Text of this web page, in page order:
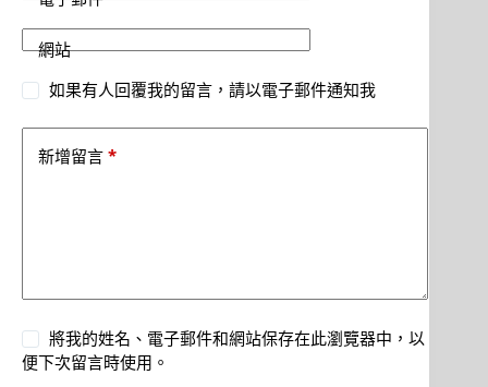
網站
如果有人回覆我的留言，請以電子郵件通知我
新增留言 *
將我的姓名、電子郵件和網站保存在此瀏覽器中，以
便下次留言時使用。